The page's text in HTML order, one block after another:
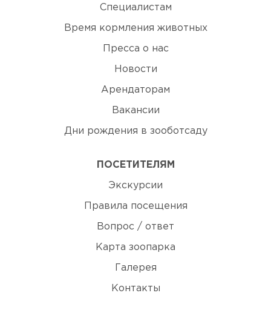
Специалистам
Время кормления животных
Пресса о нас
Новости
Арендаторам
Вакансии
Дни рождения в зооботсаду
ПОСЕТИТЕЛЯМ
Экскурсии
Правила посещения
Вопрос / ответ
Карта зоопарка
Галерея
Контакты